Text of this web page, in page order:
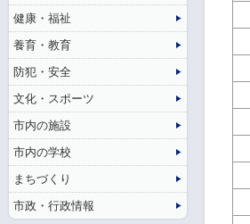
健康・福祉
養育・教育
防犯・安全
文化・スポーツ
市内の施設
市内の学校
まちづくり
市政・行政情報